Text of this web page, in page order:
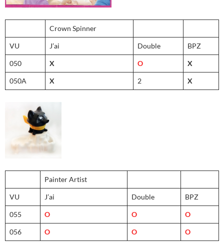
Crown Spinner
VU J’ai Double BPZ
050 X O X
050A X 2 X
Painter Artist
VU J’ai Double BPZ
055 O O O
056 O O O